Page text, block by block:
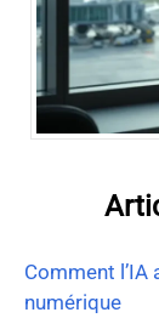
Comment l’IA
numérique